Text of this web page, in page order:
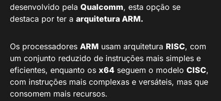
desenvolvido pela Qualcomm, esta opção se
destaca por ter a arquitetura ARM.
Os processadores ARM usam arquitetura RISC, com
um conjunto reduzido de instruções mais simples e
eficientes, enquanto os x64 seguem o modelo CISC,
com instruções mais complexas e versáteis, mas que
consomem mais recursos.